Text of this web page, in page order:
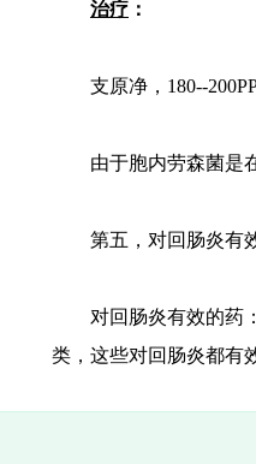
治疗 ：
支原净，180--
由于胞内劳森菌是在
第五，对回肠炎有效
对回肠炎有效的药：
类，这些对回肠炎都有